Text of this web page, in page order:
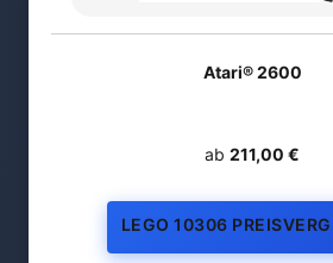
Atari® 2600
ab 211,00 €
LEGO 10306